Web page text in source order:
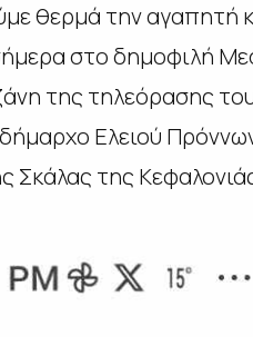
θερμά την αγαπητή
στο δημοφιλή
της τηλεόρασης
Ελειού
Σκάλας της